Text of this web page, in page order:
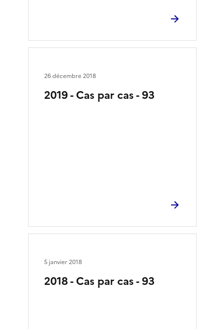
2019 - Cas par cas - 93
26 décembre 2018
2018 - Cas par cas - 93
5 janvier 2018